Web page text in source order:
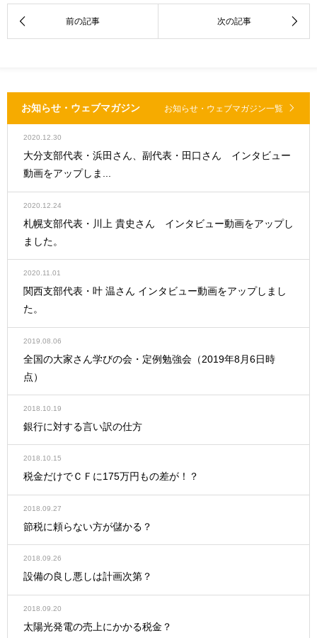
お知らせ・ウェブマガジン お知らせ・ウェブマガジン一覧
2020.12.30
大分支部代表・浜田さん、副代表・田口さん インタビュー
動画をアップしま...
2020.12.24
札幌支部代表・川上 貴史さん インタビュー動画をアップし
ました。
2020.11.01
関西支部代表・叶 温さん インタビュー動画をアップしまし
た。
2019.08.06
全国の大家さん学びの会・定例勉強会（2019年8月6日時
点）
2018.10.19
銀行に対する言い訳の仕方
2018.10.15
税金だけでＣＦに175万円もの差が！？
2018.09.27
節税に頼らない方が儲かる？
2018.09.26
設備の良し悪しは計画次第？
2018.09.20
太陽光発電の売上にかかる税金？